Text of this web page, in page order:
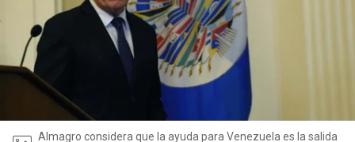
Almagro considera que la ayuda para Venezuela es la salida